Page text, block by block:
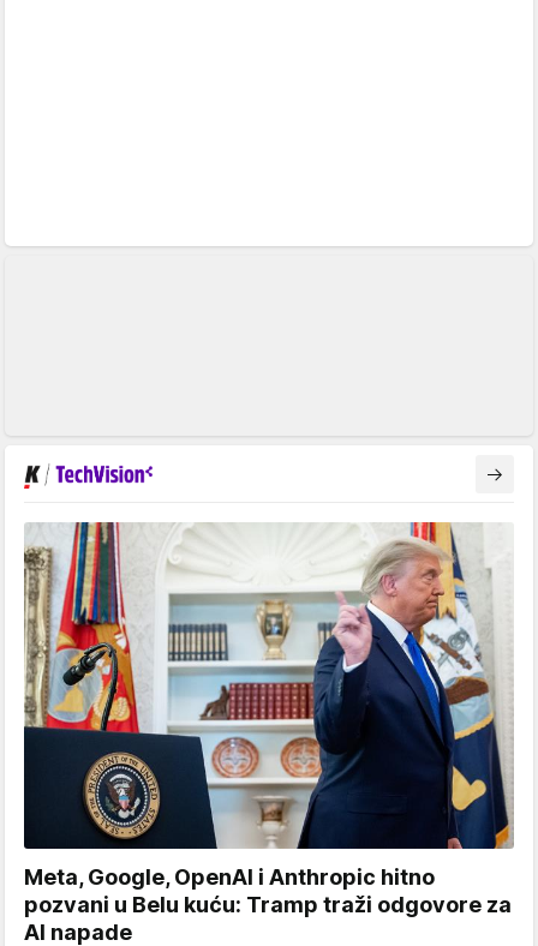
Meta, Google, OpenAI i Anthropic hitno
pozvani u Belu kuću: Tramp traži odgovore za
AI napade